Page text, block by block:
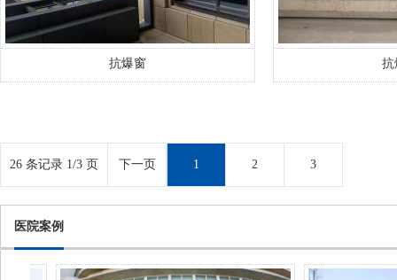
抗爆窗 抗
26 条记录 1/3 页 下一页 1 2 3
医院案例